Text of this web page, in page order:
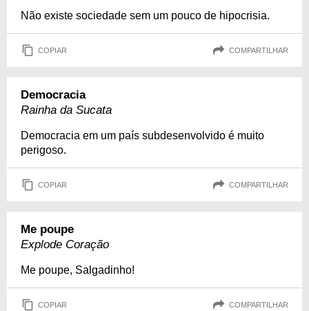
Não existe sociedade sem um pouco de hipocrisia.
COPIAR COMPARTILHAR
Democracia
Rainha da Sucata
Democracia em um país subdesenvolvido é muito
perigoso.
COPIAR COMPARTILHAR
Me poupe
Explode Coração
Me poupe, Salgadinho!
COPIAR COMPARTILHAR